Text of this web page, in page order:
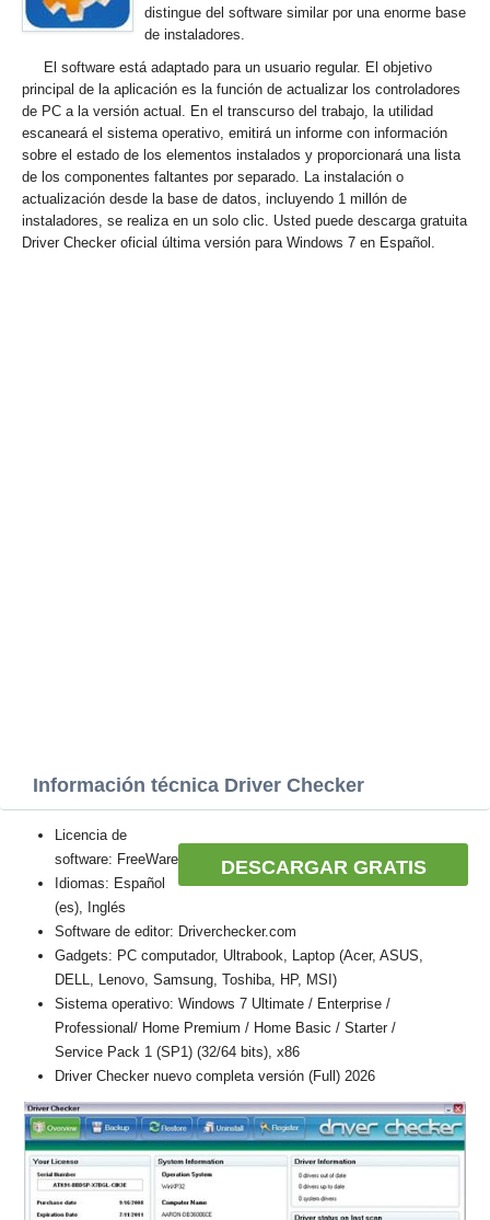
distingue del software similar por una enorme base
de instaladores.
El software está adaptado para un usuario regular. El objetivo
principal de la aplicación es la función de actualizar los controladores
de PC a la versión actual. En el transcurso del trabajo, la utilidad
escaneará el sistema operativo, emitirá un informe con información
sobre el estado de los elementos instalados y proporcionará una lista
de los componentes faltantes por separado. La instalación o
actualización desde la base de datos, incluyendo 1 millón de
instaladores, se realiza en un solo clic. Usted puede descarga gratuita
Driver Checker oficial última versión para Windows 7 en Español.
Información técnica Driver Checker
DESCARGAR GRATIS
Licencia de
software: FreeWare
Idiomas: Español
(es), Inglés
Software de editor: Driverchecker.com
Gadgets: PC computador, Ultrabook, Laptop (Acer, ASUS,
DELL, Lenovo, Samsung, Toshiba, HP, MSI)
Sistema operativo: Windows 7 Ultimate / Enterprise /
Professional/ Home Premium / Home Basic / Starter /
Service Pack 1 (SP1) (32/64 bits), x86
Driver Checker nuevo completa versión (Full) 2026